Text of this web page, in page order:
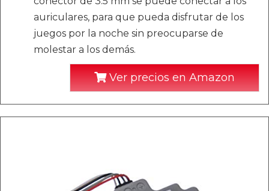
auriculares, para que pueda disfrutar de los
juegos por la noche sin preocuparse de
molestar a los demás.
Ver precios en Amazon